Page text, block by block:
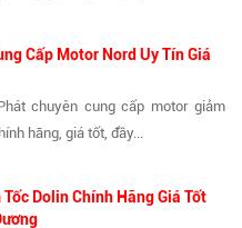
Cấp Motor Nord Uy Tín Giá
chuyên cung cấp motor giảm
hãng, giá tốt, đầy...
Tốc Dolin Chính Hãng Giá Tốt